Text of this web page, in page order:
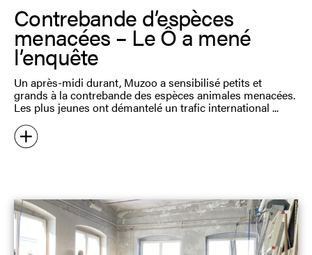
Contrebande d’espèces
menacées – Le Ô a mené
l’enquête
Un après-midi durant, Muzoo a sensibilisé petits et
grands à la contrebande des espèces animales menacées.
Les plus jeunes ont démantelé un trafic international